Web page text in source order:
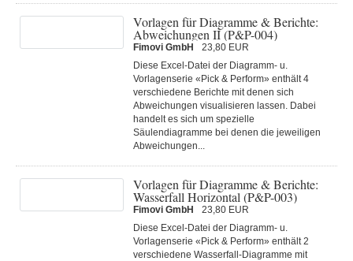
Vorlagen für Diagramme & Berichte:
Abweichungen II (P&P-004)
Fimovi GmbH
23,80 EUR
Diese Excel-Datei der Diagramm- u.
Vorlagenserie «Pick & Perform» enthält 4
verschiedene Berichte mit denen sich
Abweichungen visualisieren lassen. Dabei
handelt es sich um spezielle
Säulendiagramme bei denen die jeweiligen
Abweichungen...
Vorlagen für Diagramme & Berichte:
Wasserfall Horizontal (P&P-003)
Fimovi GmbH
23,80 EUR
Diese Excel-Datei der Diagramm- u.
Vorlagenserie «Pick & Perform» enthält 2
verschiedene Wasserfall-Diagramme mit